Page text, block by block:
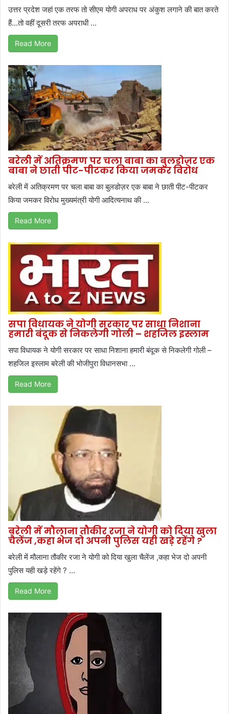
उत्तर प्रदेश जहां एक तरफ तो सीएम योगी अपराध पर अंकुश लगाने की बात करते
हैं…तो वहीं दूसरी तरफ अपराधी ...
Read More
बरेली में अतिक्रमण पर चला बाबा का बुलडोज़र एक
बाबा ने छाती पीट-पीटकर किया जमकर विरोध
बरेली में अतिक्रमण पर चला बाबा का बुलडोज़र एक बाबा ने छाती पीट-पीटकर
किया जमकर विरोध मुख्यमंत्री योगी आदित्यनाथ की ...
Read More
सपा विधायक ने योगी सरकार पर साधा निशाना
हमारी बंदूक से निकलेगी गोली – शहजिल इस्लाम
सपा विधायक ने योगी सरकार पर साधा निशाना हमारी बंदूक से निकलेगी गोली –
शहजिल इस्लाम बरेली की भोजीपुरा विधानसभा ...
Read More
बरेली में मौलाना तौकीर रजा ने योगी को दिया खुला
चैलेंज ,कहा भेज दो अपनी पुलिस यही खड़े रहेंगे ?
बरेली में मौलाना तौकीर रजा ने योगी को दिया खुला चैलेंज ,कहा भेज दो अपनी
पुलिस यही खड़े रहेंगे ? ...
Read More